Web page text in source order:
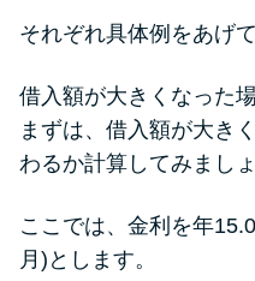
それぞれ具体例をあげ
借入額が大きくなった
まずは、借入額が大き
わるか計算してみましょ
ここでは、金利を年
月)とします。